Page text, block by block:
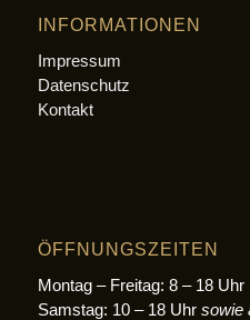
INFORMATIONEN
Impressum
Datenschutz
Kontakt
ÖFFNUNGSZEITEN
Montag – Freitag: 8 – 18 Uhr
Samstag: 10 – 18 Uhr sowie